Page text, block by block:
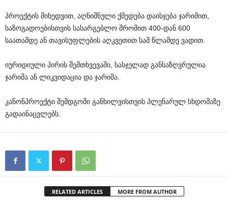
პროექტის მიხედვით, აღნიშნული ქმედება დაისჯება ჯარიმით,
საზოგადოებისთვის სასარგებლო შრომით 400-დან 600
საათამდე ან თავისუფლების აღკვეთით სამ წლამდე ვადით.
იურიდიული პირის შემთხვევაში, სასჯელად განსაზღვრულია
ჯარიმა ან ლიკვიდაცია და ჯარიმა.
კანონპროექტი შემდგომი განხილვისთვის პლენარულ სხდომაზე
გადაინაცვლებს.
RELATED ARTICLES MORE FROM AUTHOR